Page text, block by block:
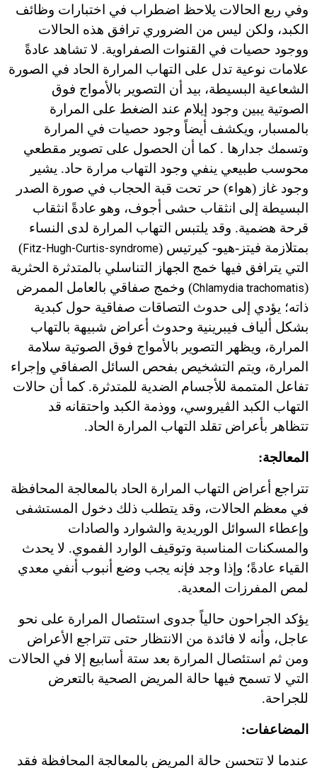
وفي ربع الحالات يلاحظ اضطراب في اختبارات وظائف
الكبد، ولكن ليس من الضروري ترافق هذه الحالات
ووجود حصيات في القنوات الصفراوية. لا تشاهد عادةً
علامات نوعية تدل على التهاب المرارة الحاد في الصورة
الشعاعية البسيطة، بيد أن التصوير بالأمواج فوق
الصوتية يبين وجود إيلام عند الضغط على المرارة
بالمسبار، ويكشف أيضاً وجود حصيات في المرارة
وتسمك جدارها . كما أن الحصول على تصوير مقطعي
محوسب طبيعي ينفي وجود التهاب مرارة حاد. يشير
وجود غاز (هواء) حر تحت قبة الحجاب في صورة الصدر
البسيطة إلى انثقاب حشى أجوف، وهو عادةً انثقاب
قرحة هضمية. وقد يلتبس التهاب المرارة لدى النساء
بمتلازمة فيتز-هيو- كيرتيس (Fitz-Hugh-Curtis-syndrome
)
التي يترافق فيها خمج الجهاز التناسلي بالمتدثرة الحثرية
(
Chlamydia trachomatis) وخمج صفاقي بالعامل الممرض
ذاته؛ يؤدي إلى حدوث التصاقات صفاقية حول كبدية
بشكل ألياف فيبرينية وحدوث أعراض شبيهة بالتهاب
المرارة، ويظهر التصوير بالأمواج فوق الصوتية سلامة
المرارة، ويتم التشخيص بفحص السائل الصفاقي وإجراء
تفاعل المتممة للأجسام الضدية للمتدثرة. كما أن حالات
التهاب الكبد الڤيروسي، ووذمة الكبد واحتقانه قد
تتظاهر بأعراض تقلد التهاب المرارة الحاد.
المعالجة:
تتراجع أعراض التهاب المرارة الحاد بالمعالجة المحافظة
في معظم الحالات، وقد يتطلب ذلك دخول المستشفى
وإعطاء السوائل الوريدية والشوارد والصادات
والمسكنات المناسبة وتوقيف الوارد الفموي. لا يحدث
القياء عادةً؛ وإذا وجد فإنه يجب وضع أنبوب أنفي معدي
لمص المفرزات المعدية.
يؤكد الجراحون حالياً جدوى استئصال المرارة على نحو
عاجل، وأنه لا فائدة من الانتظار حتى تتراجع الأعراض
ومن ثم استئصال المرارة بعد ستة أسابيع إلا في الحالات
التي لا تسمح فيها حالة المريض الصحية بالتعرض
للجراحة.
المضاعفات:
عندما لا تتحسن حالة المريض بالمعالجة المحافظة فقد